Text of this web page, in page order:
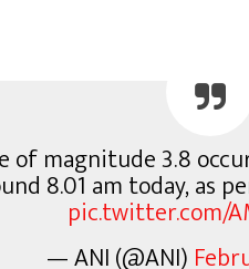
of magnitude 3.8
8.01 am today, as
pic.twitter.com/
— ANI (@ANI)